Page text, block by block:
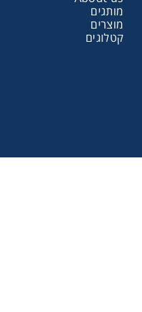
מותגים
מוצרים
קטלוגים